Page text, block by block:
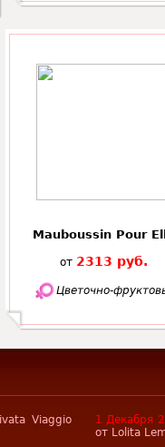
Mauboussin Pour
от 2313 руб.
Цветочно-
Viaggio
1 Декабря
от Lolita